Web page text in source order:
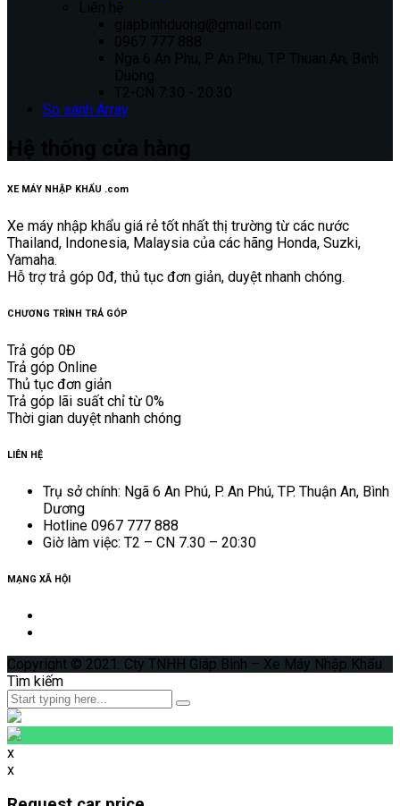
So sánh Array
XE MÁY NHẬP KHẨU .com
Xe máy nhập khẩu giá rẻ tốt nhất thị trường từ các nước
Thailand, Indonesia, Malaysia của các hãng Honda, Suzki,
Yamaha.
Hỗ trợ trả góp 0đ, thủ tục đơn giản, duyệt nhanh chóng.
CHƯƠNG TRÌNH TRẢ GÓP
Trả góp 0Đ
Trả góp Online
Thủ tục đơn giản
Trả góp lãi suất chỉ từ 0%
Thời gian duyệt nhanh chóng
LIÊN HỆ
Trụ sở chính: Ngã 6 An Phú, P. An Phú, TP. Thuận An, Bình
Dương
Hotline 0967 777 888
Giờ làm việc: T2 – CN 7.30 – 20:30
MẠNG XÃ HỘI
Copyright © 2021. Cty TNHH Giáp Bình – Xe Máy Nhập Khẩu
Tìm kiếm
x
x